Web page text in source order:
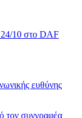
24/10 στο DAF
ευθύνης
τον συγγραφέα